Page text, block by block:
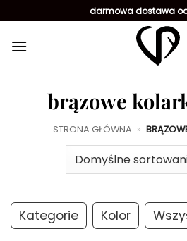
do
zawartości
darmowa dostawa od
brązowe
STRONA GŁÓWNA »
Kategorie Kolor